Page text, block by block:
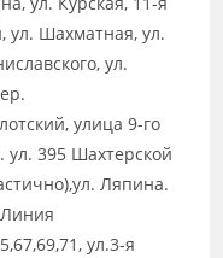
ул. Шахматная, ул.
ул.
улица 9-го
395 Шахтерской
Ляпина.
ул.3-я